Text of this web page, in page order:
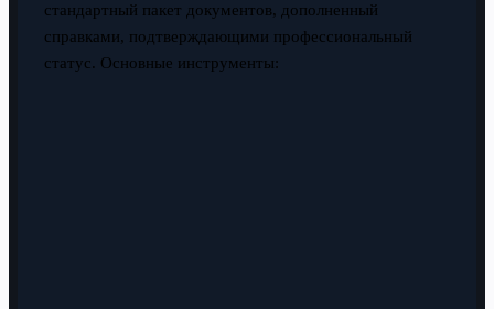
стандартный пакет документов, дополненный
справками, подтверждающими профессиональный
статус. Основные инструменты: